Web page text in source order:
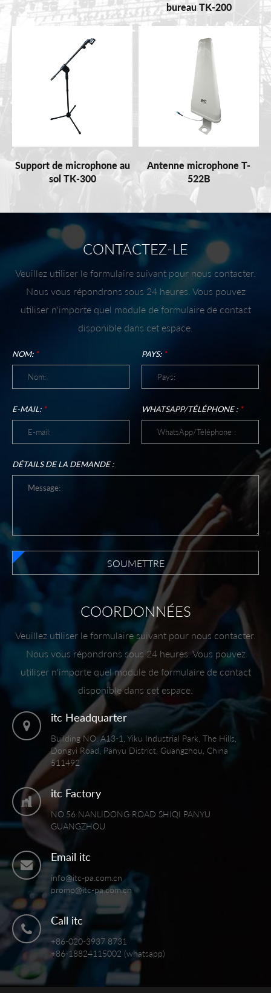
bureau TK-200
Support de microphone au
sol TK-300
Antenne microphone T-
522B
CONTACTEZ-LE
Veuillez utiliser le formulaire suivant pour nous contacter.
Nous vous répondrons sous 24 heures. Vous pouvez
utiliser n'importe quel module de formulaire de contact
disponible dans cet espace.
NOM: * PAYS: *
E-MAIL: * WHATSAPP/TÉLÉPHONE : *
DÉTAILS DE LA DEMANDE :
SOUMETTRE
COORDONNÉES
Veuillez utiliser le formulaire suivant pour nous contacter.
Nous vous répondrons sous 24 heures. Vous pouvez
utiliser n'importe quel module de formulaire de contact
disponible dans cet espace.
itc Headquarter
Building NO. A13-1, Yiku Industrial Park, The Hills,
Dongyi Road, Panyu District, Guangzhou, China
511492
itc Factory
NO.56 NANLIDONG ROAD SHIQI PANYU
GUANGZHOU
Email itc
info@itc-pa.com.cn
promo@itc-pa.com.cn
Call itc
+86-020-3937 8731
+86-18824115002 (whatsapp)